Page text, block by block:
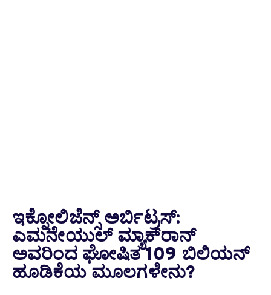
ಇಕ್ನೋಲಿಜೆನ್ಸ್ ಅರ್ಬಿಟ್ರಸ್:
ಎಮನೇಯುಲ್ ಮ್ಯಾಕ್‌ರಾನ್
ಅವರಿಂದ ಘೋಷಿತ 109 ಬಿಲಿಯನ್
ಹೂಡಿಕೆಯ ಮೂಲಗಳೇನು?